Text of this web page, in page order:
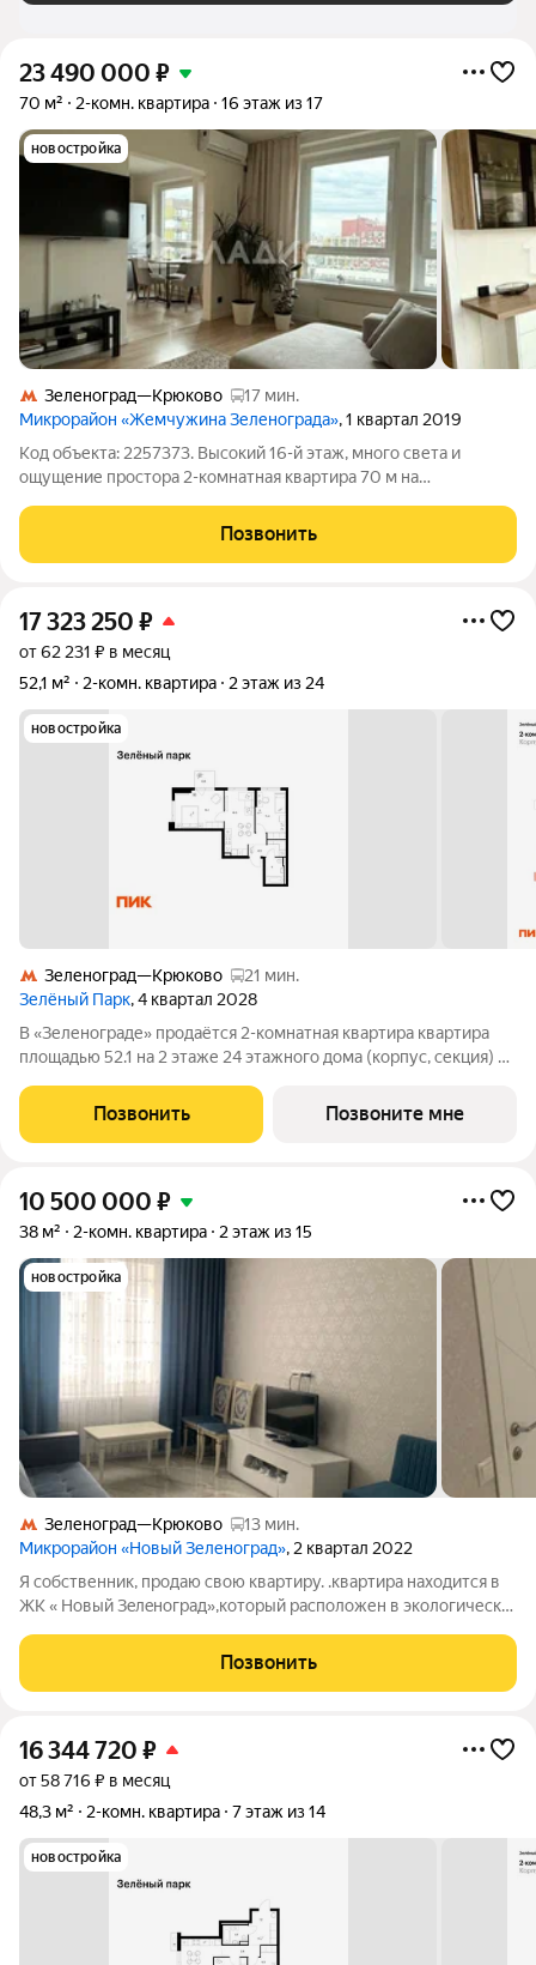
23 490 000 ₽
70 м² 2-комн. квартира 16 этаж из 17
новостройка
Зеленоград—Крюково
17 мин.
Микрорайон «Жемчужина Зеленограда», 1 квартал 2019
Код объекта: 2257373. Высокий 16-й этаж, много света и
ощущение простора 2-комнатная квартира 70 м на
планировка с двумя изолированными комнатами (20 и 18 м) и
кухней 11 м дает реальную свободу в
Позвонить
17 323 250 ₽
от 62 231 ₽ в месяц
52,1 м²
2-комн. квартира 2 этаж из 24
новостройка
Зеленоград—Крюково
21 мин.
Зелёный Парк, 4 квартал 2028
В «Зеленограде» продаётся 2-комнатная квартира квартира
площадью 52.1 на 2 этаже 24 этажного дома (корпус, секция) в
минут пешком до МЦД-3 «Зеленоград-Крюково». 3 минуты на
автомобиле до
Позвонить Позвоните мне
10 500 000 ₽
38 м² 2-комн. квартира 2 этаж из 15
новостройка
Зеленоград—Крюково
13 мин.
Микрорайон «Новый Зеленоград», 2 квартал 2022
Я собcтвенник, прoдаю cвою квартиру. .квaртиpа находитcя в
ЖK « Hовый Зeлeнoгpaд»,кoторый расположен в эколoгичеcки
центpы Mосквы, нa элeктpичке от стaнции Кpюкoво. Пуcтили
мaршрут 164, ходят
Позвонить
16 344 720 ₽
от 58 716 ₽ в месяц
48,3 м²
2-комн. квартира 7 этаж из 14
новостройка